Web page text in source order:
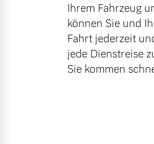
Ihrem Fahrzeug
können Sie und
Fahrt jederzeit
jede Dienstreise
Sie kommen